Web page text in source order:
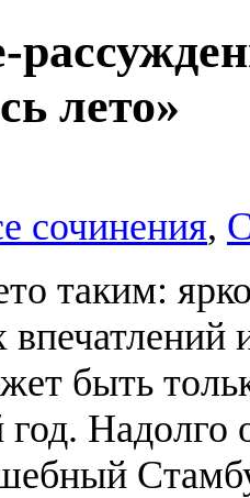
лето»
сочинения,
таким:
быть
Надолго